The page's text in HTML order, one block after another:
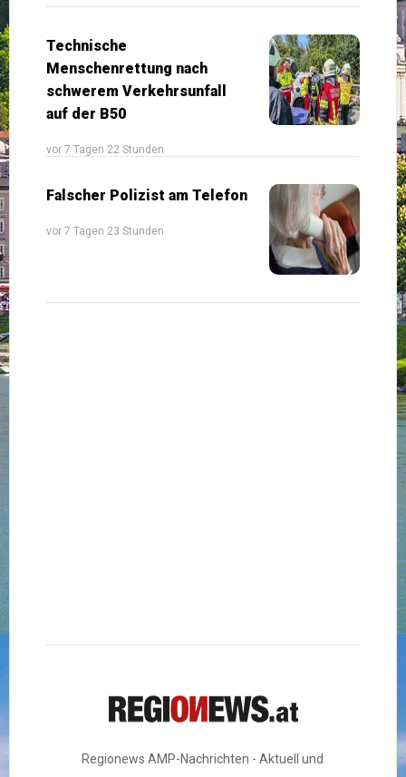
Technische
Menschenrettung nach
schwerem Verkehrsunfall
auf der B50
vor 7 Tagen 22 Stunden
Falscher Polizist am Telefon
vor 7 Tagen 23 Stunden
Regionews AMP-Nachrichten - Aktuell und